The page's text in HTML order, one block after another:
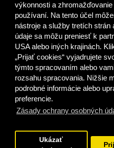
výkonnosti a zhromažďovanie
používaní. Na tento účel
nástroje a služby tretích strán
údaje sa môžu preniesť k
USA alebo iných krajinách.
„Prijať cookies“ vyjadrujete
týmto spracovaním alebo
rozsahu spracovania. Nižšie
podrobné informácie alebo
preferencie.
Zásady ochrany osobných
Ukázať
Podporujeme
Naše projekty
Spolupracujeme
Pošlite nám správu
NÁKUP
Odstúpiť od zmluvy
© 2017 Dr. Josef
Dr. Josef Raabe Slovensko,